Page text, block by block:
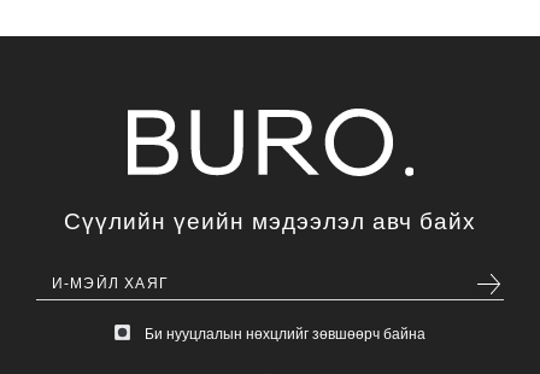
Сүүлийн үеийн мэдээлэл авч байх
Би нууцлалын нөхцлийг зөвшөөрч байна